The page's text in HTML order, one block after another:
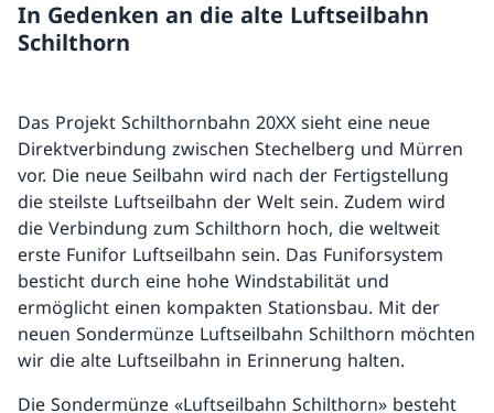
In Gedenken an die alte Luftseilbahn
Schilthorn
Das Projekt Schilthornbahn 20XX sieht eine neue
Direktverbindung zwischen Stechelberg und Mürren
vor. Die neue Seilbahn wird nach der Fertigstellung
die steilste Luftseilbahn der Welt sein. Zudem wird
die Verbindung zum Schilthorn hoch, die weltweit
erste Funifor Luftseilbahn sein. Das Funiforsystem
besticht durch eine hohe Windstabilität und
ermöglicht einen kompakten Stationsbau. Mit der
neuen Sondermünze Luftseilbahn Schilthorn möchten
wir die alte Luftseilbahn in Erinnerung halten.
Die Sondermünze «Luftseilbahn Schilthorn» besteht